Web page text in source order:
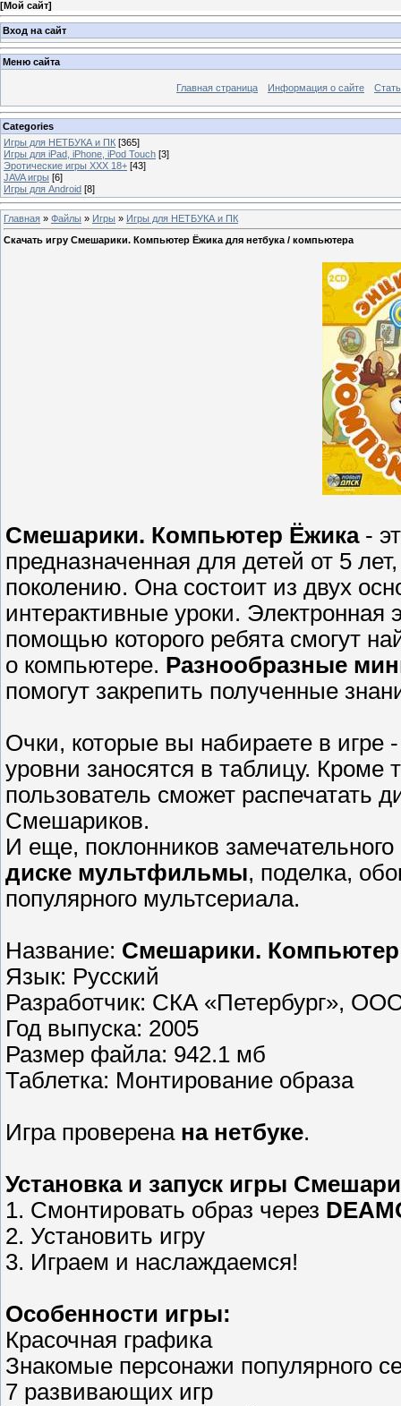
[Мой сайт]
Вход на сайт
Меню сайта
Главная страница Информация о сайте
Categories
Игры для НЕТБУКА и ПК [365]
Игры для iPad, iPhone, iPod Touch [3]
Эротические игры XXX 18+ [43]
JAVA игры [6]
Игры для Android [8]
Главная » Файлы » Игры » Игры для НЕТБУКА и ПК
Скачать игру Смешарики. Компьютер Ёжика для нетбука / компьютера
Смешарики. Компьютер Ёжика-
предназначенная для детей от 5
поколению. Она состоит из двух
интерактивные уроки.
помощью которого ребята смогут
о компьютере. Разнообразные
помогут закрепить полученные
Очки, которые вы набираете в
уровни заносятся в таблицу. Кроме
пользователь сможет распечатать
Смешариков.
И еще, поклонников
диске мультфильмы, поделка,
популярного мультсериала.
Название: Смешарики.
Язык: Русский
Разработчик: СКА «Петербург»,
Год выпуска: 2005
Размер файла: 942.1 мб
Таблетка: Монтирование образа
Игра проверена на нетбуке.
Установка и запуск игры
1. Смонтировать образ через
2. Установить игру
3. Играем и наслаждаемся!
Особенности игры:
Красочная графика
Знакомые персонажи популярного
7 развивающих игр